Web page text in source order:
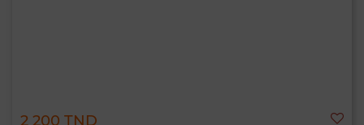
2 200 TND